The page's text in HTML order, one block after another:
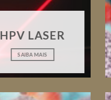
HPV LASER
SAIBA MAIS